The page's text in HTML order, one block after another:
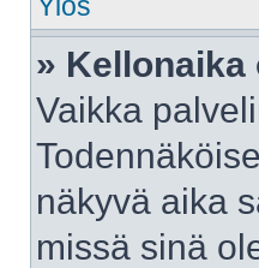
» Kellonaika
Vaikka
näkyvä aika
missä sinä